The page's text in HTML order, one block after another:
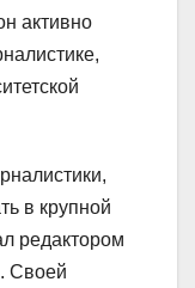
активно
в крупной
редактором
Своей